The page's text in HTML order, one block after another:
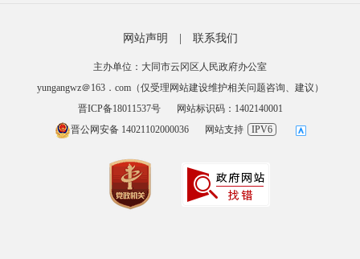
网站声明 联系我们
主办单位：大同市云冈区人民政府办公室
yungangwz＠163．com（仅受理网站建设维护相关问题咨询、建议）
晋ICP备18011537号
网站标识码：1402140001
晋公网安备 14021102000036
网站支持 IPV6